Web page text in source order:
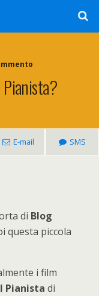
Pianista?
E-mail SMS
di Blog
questa piccola
i film
Pianista di